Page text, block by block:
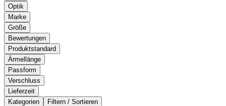
Optik
Marke
Größe
Bewertungen
Produktstandard
Ärmellänge
Passform
Verschluss
Lieferzeit
Kategorien
Filtern / Sortieren